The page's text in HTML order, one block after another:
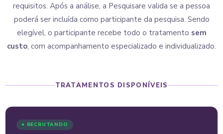
requisitos. Após a análise, a Pesquisare valida se a pessoa
poderá ser incluída como participante da pesquisa. Sendo
elegível, o participante recebe todo o tratamento sem
custo, com acompanhamento especializado e individualizado.
TRATAMENTOS DISPONÍVEIS
● RECRUTANDO